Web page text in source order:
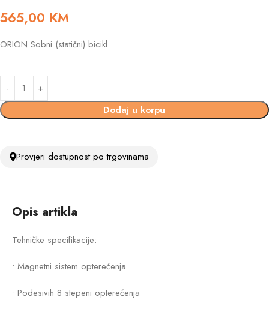
565,00 KM
ORION Sobni (statični) bicikl.
Dodaj u korpu
Provjeri dostupnost po trgovinama
Opis artikla
Tehničke specifikacije:
• Magnetni sistem opterećenja
• Podesivih 8 stepeni opterećenja